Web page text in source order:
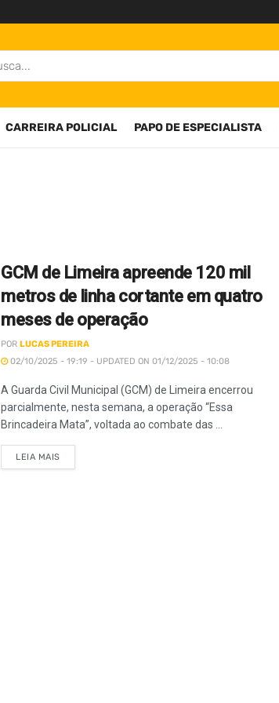
CARREIRA POLICIAL PAPO DE ESPECIALISTA
GCM de Limeira apreende 120 mil
metros de linha cortante em quatro
meses de operação
POR LUCAS PEREIRA
02/10/2025 - 19:19 - UPDATED ON 01/12/2025 - 10:08
A Guarda Civil Municipal (GCM) de Limeira encerrou
parcialmente, nesta semana, a operação “Essa
Brincadeira Mata”, voltada ao combate das ...
LEIA MAIS